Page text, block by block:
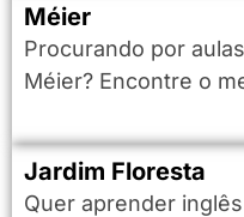
Méier
Procurando por
Méier? Encontre o
Jardim Floresta
Quer aprender